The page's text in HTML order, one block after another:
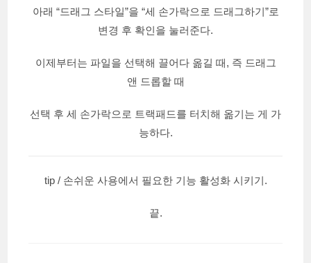
아래 “드래그 스타일”을 “세 손가락으로 드래그하기”로
변경 후 확인을 눌러준다.
이제부터는 파일을 선택해 끌어다 옮길 때, 즉 드래그
앤 드롭할 때
선택 후 세 손가락으로 트랙패드를 터치해 옮기는 게 가
능하다.
tip / 손쉬운 사용에서 필요한 기능 활성화 시키기.
끝.